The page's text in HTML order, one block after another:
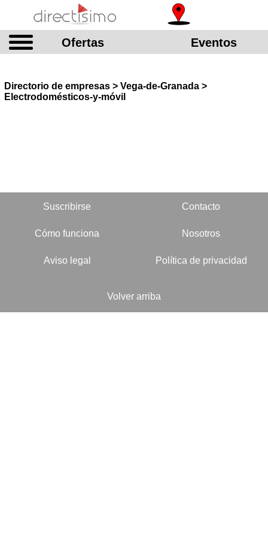
Ofertas Eventos
Directorio de empresas > Vega-de-Granada >
Electrodomésticos-y-móvil
Suscribirse Contacto
Cómo funciona Nosotros
Aviso legal Política de privacidad
Volver arriba